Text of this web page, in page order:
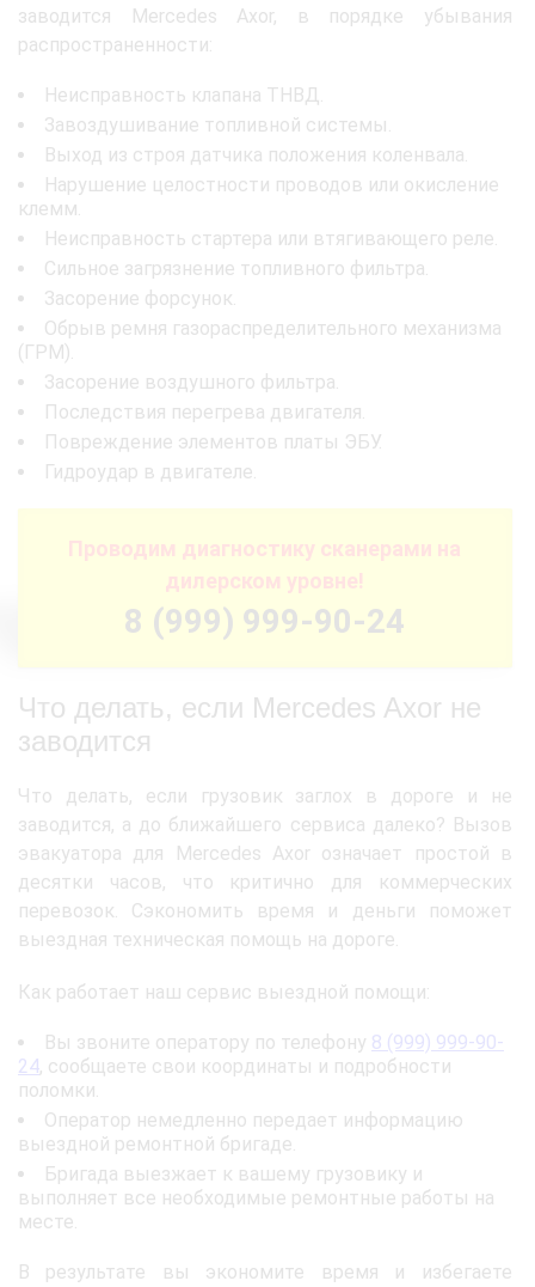
заводится Mercedes Axor, в порядке убывания
распространенности:
Неисправность клапана ТНВД.
Завоздушивание топливной системы.
Выход из строя датчика положения коленвала.
Нарушение целостности проводов или окисление
клемм.
Неисправность стартера или втягивающего реле.
Сильное загрязнение топливного фильтра.
Засорение форсунок.
Обрыв ремня газораспределительного механизма
(ГРМ).
Засорение воздушного фильтра.
Последствия перегрева двигателя.
Повреждение элементов платы ЭБУ.
Гидроудар в двигателе.
Проводим диагностику сканерами на
дилерском уровне!
8 (999) 999-90-24
Что делать, если Mercedes Axor не
заводится
Что делать, если грузовик заглох в дороге и не
заводится, а до ближайшего сервиса далеко? Вызов
эвакуатора для Mercedes Axor означает простой в
десятки часов, что критично для коммерческих
перевозок. Сэкономить время и деньги поможет
выездная техническая помощь на дороге.
Как работает наш сервис выездной помощи:
Вы звоните оператору по телефону 8 (999) 999-90-
24, сообщаете свои координаты и подробности
поломки.
Оператор немедленно передает информацию
выездной ремонтной бригаде.
Бригада выезжает к вашему грузовику и
выполняет все необходимые ремонтные работы на
месте.
В результате вы экономите время и избегаете